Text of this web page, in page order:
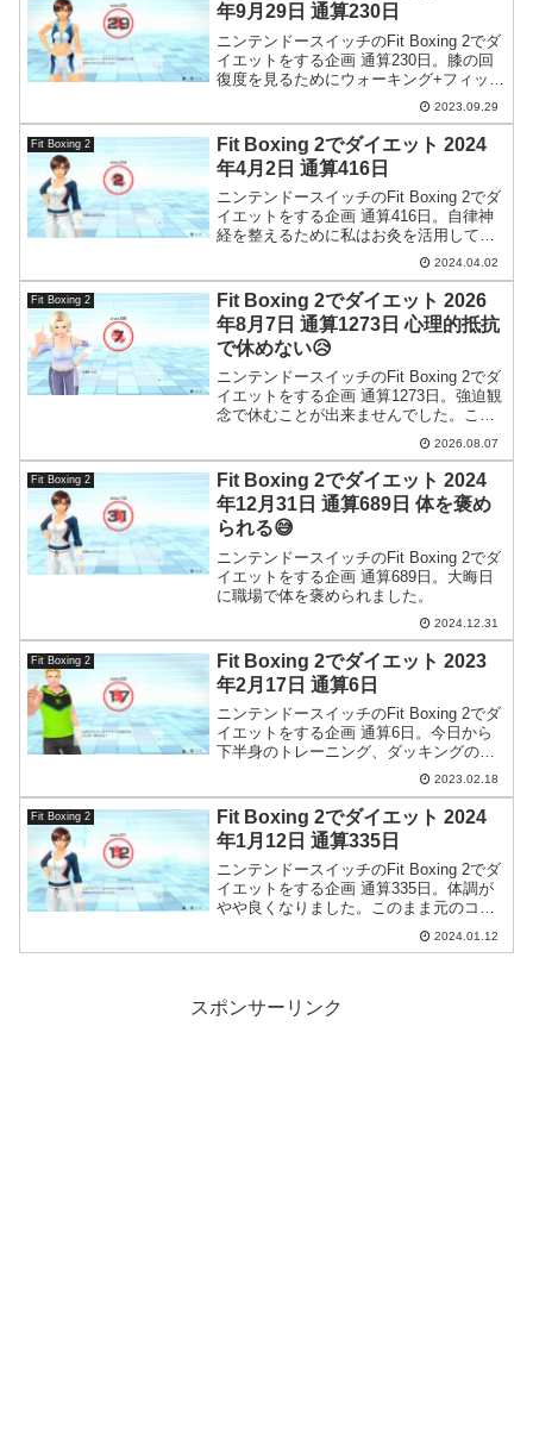
年9月29日 通算230日
ニンテンドースイッチのFit Boxing 2でダ
イエットをする企画 通算230日。膝の回
復度を見るためにウォーキング+フィット
ボクシングをやっておきました。2023.09.29
Fit Boxing 2
Fit Boxing 2でダイエット 2024
年4月2日 通算416日
ニンテンドースイッチのFit Boxing 2でダ
イエットをする企画 通算416日。自律神
経を整えるために私はお灸を活用してい
2024.04.02
Fit Boxing 2
Fit Boxing 2でダイエット 2026
年8月7日 通算1273日 心理的抵抗
で休めない😥
ニンテンドースイッチのFit Boxing 2でダ
イエットをする企画 通算1273日。強迫観
念で休むことが出来ませんでした。これ
は思ったより根深い問題なのかもしれま
2026.08.07
Fit Boxing 2
Fit Boxing 2でダイエット 2024
年12月31日 通算689日 体を褒め
られる😅
ニンテンドースイッチのFit Boxing 2でダ
イエットをする企画 通算689日。大晦日
に職場で体を褒められました。
2024.12.31
Fit Boxing 2
Fit Boxing 2でダイエット 2023
年2月17日 通算6日
ニンテンドースイッチのFit Boxing 2でダ
イエットをする企画 通算6日。今日から
下半身のトレーニング、ダッキングの動
作が増えました。足腰が鍛えられそうで
2023.02.18
Fit Boxing 2
Fit Boxing 2でダイエット 2024
年1月12日 通算335日
ニンテンドースイッチのFit Boxing 2でダ
イエットをする企画 通算335日。体調が
やや良くなりました。このまま元のコン
ディションに戻していきたい。 2024.01.12
スポンサーリンク